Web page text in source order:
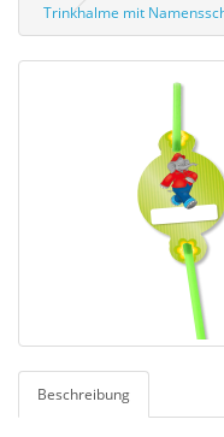
Trinkhalme mit
Beschreibung